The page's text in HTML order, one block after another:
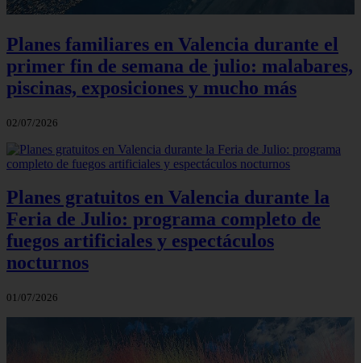
Planes familiares en Valencia durante el
primer fin de semana de julio: malabares,
piscinas, exposiciones y mucho más
02/07/2026
Planes gratuitos en Valencia durante la
Feria de Julio: programa completo de
fuegos artificiales y espectáculos
nocturnos
01/07/2026